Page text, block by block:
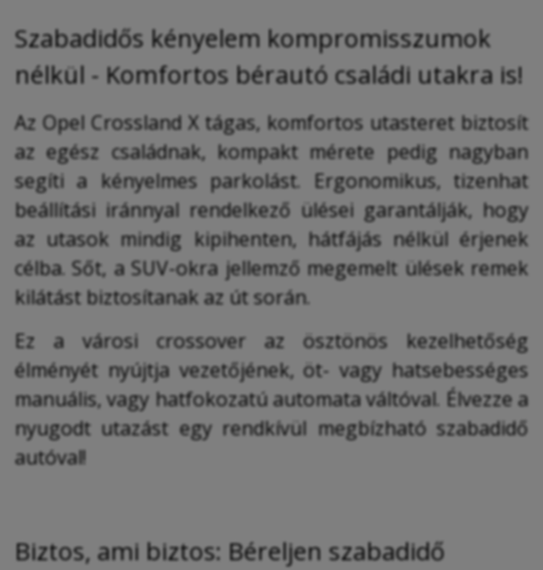
Szabadidős kényelem kompromisszumok
nélkül - Komfortos bérautó családi utakra is!
Az Opel Crossland X tágas, komfortos utasteret biztosít
az egész családnak, kompakt mérete pedig nagyban
segíti a kényelmes parkolást. Ergonomikus, tizenhat
beállítási iránnyal rendelkező ülései garantálják, hogy
az utasok mindig kipihenten, hátfájás nélkül érjenek
célba. Sőt, a SUV-okra jellemző megemelt ülések remek
kilátást biztosítanak az út során.
Ez a városi crossover az ösztönös kezelhetőség
élményét nyújtja vezetőjének, öt- vagy hatsebességes
manuális, vagy hatfokozatú automata váltóval. Élvezze a
nyugodt utazást egy rendkívül megbízható szabadidő
autóval!
Biztos, ami biztos: Béreljen szabadidő